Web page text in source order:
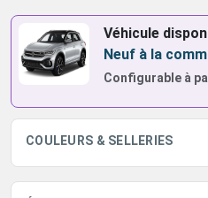
Véhicule
Neuf à la
Configurable à
COULEURS & SELLERIES